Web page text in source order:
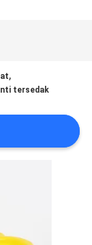
,
tersedak